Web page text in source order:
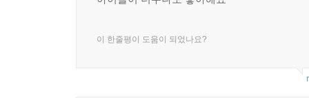
이 한줄평이 도움이 되었나요?